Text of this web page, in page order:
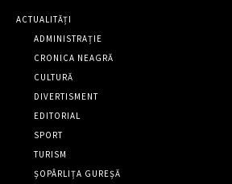
ACTUALITĂȚI
ADMINISTRAȚIE
CRONICA NEAGRĂ
CULTURĂ
DIVERTISMENT
EDITORIAL
SPORT
TURISM
ȘOPÂRLIȚA GUREȘĂ